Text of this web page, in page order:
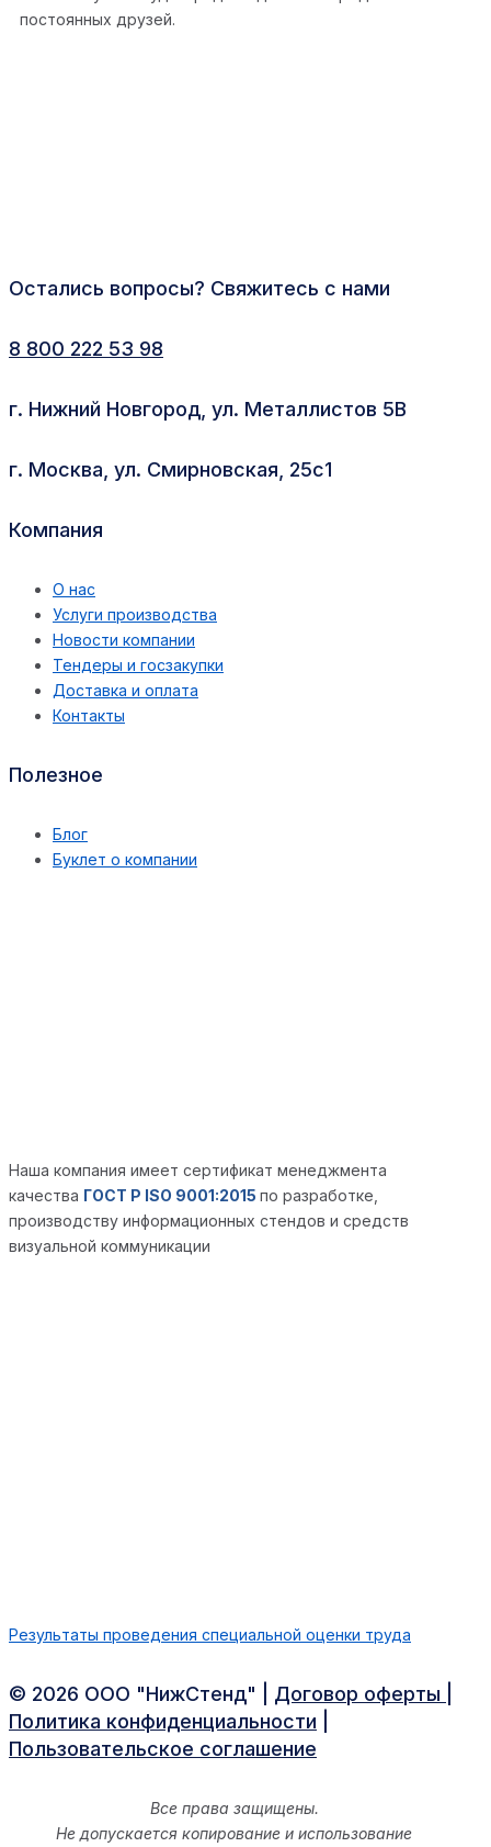
постоянных друзей.
Остались вопросы? Свяжитесь с нами
8 800 222 53 98
г. Нижний Новгород, ул. Металлистов 5В
г. Москва, ул. Смирновская, 25с1
Компания
О нас
Услуги производства
Новости компании
Тендеры и госзакупки
Доставка и оплата
Контакты
Полезное
Блог
Буклет о компании
Наша компания имеет сертификат менеджмента
качества ГОСТ Р ISO 9001:2015 по разработке,
производству информационных стендов и средств
визуальной коммуникации
Результаты проведения специальной оценки труда
©️ 2026 ООО "НижСтенд" | Договор оферты
Политика конфиденциальности
Пользовательское cоглашение
Все права защищены.
Не допускается копирование и использование